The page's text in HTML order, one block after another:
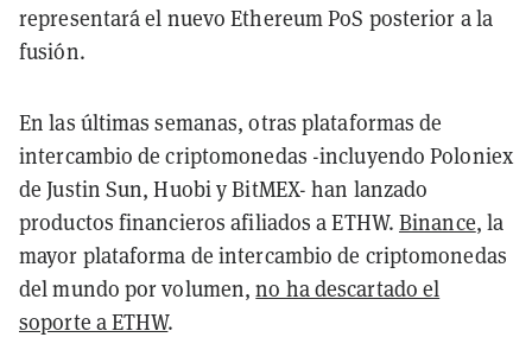
representará el nuevo Ethereum PoS posterior a la
fusión.
En las últimas semanas, otras plataformas de
intercambio de criptomonedas -incluyendo Poloniex
de Justin Sun, Huobi y BitMEX- han lanzado
productos financieros afiliados a ETHW.Binance, la
mayor plataforma de intercambio de criptomonedas
del mundo por volumen,no ha descartado el
soporte a ETHW.